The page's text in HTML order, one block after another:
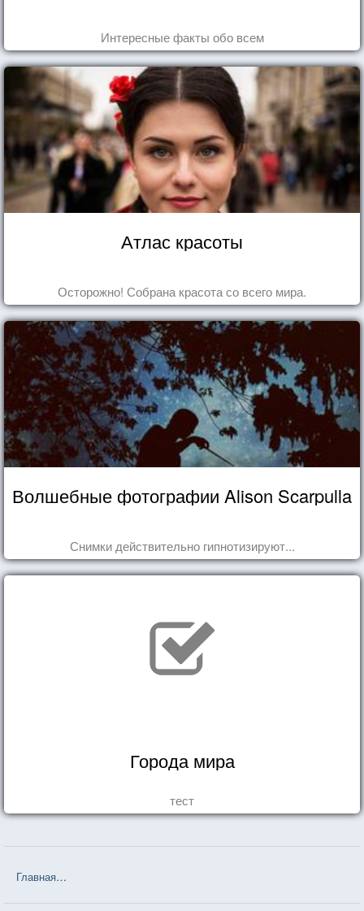
Интересные факты обо всем
Атлас красоты
Осторожно! Собрана красота со всего мира.
Волшебные фотографии Alison Scarpulla
Снимки действительно гипнотизируют...
Города мира
тест
Главная